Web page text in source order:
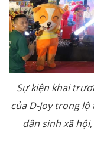
Sự kiện khai
của D-Joy trong
dân sinh xã